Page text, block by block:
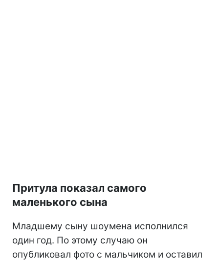
Притула показал самого
маленького сына
Младшему сыну шоумена исполнился
один год. По этому случаю он
опубликовал фото с мальчиком и оставил